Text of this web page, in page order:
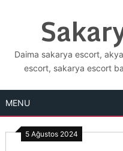
Daima sakarya escort,
escort, sakarya escort
MENU
5 Ağustos 2024